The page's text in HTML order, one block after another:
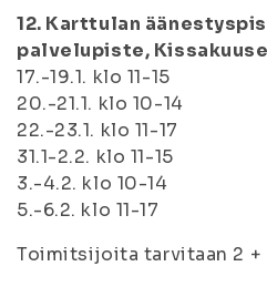
12. Karttulan
palvelupiste,
17.-19.1. klo 11-15
20.-21.1. klo 10-14
22.-23.1. klo 11-17
31.1-2.2. klo 11-15
3.-4.2. klo 10-14
5.-6.2. klo 11-17
Toimitsijoita tarvitaan 2 +